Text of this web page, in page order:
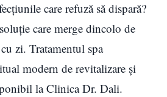
care refuză să dispară?
care merge dincolo de
zi. Tratamentul spa
modern de revitalizare și
la Clinica Dr. Dali.